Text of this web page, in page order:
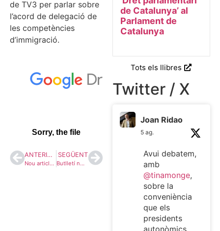
de TV3 per parlar sobre
l’acord de delegació de
les competències
d’immigració.
ANTERIOR
Nou article a la Web de ‘Frontiers’ titulat ‘Lobbying in the EU: prospects and challenges of the mandatory transparency registe’
SEGÜENT
Butlletí número 4 de ‘Escrutinio’ la web de Dret Electoral i Parlamentari
de Catalunya’ al
Parlament de
Catalunya
Tots els llibres
Twitter / X
Joan Ridao
5 ag.
Avui debatem,
amb
@tinamonge,
sobre la
conveniència
que els
presidents
autonòmics